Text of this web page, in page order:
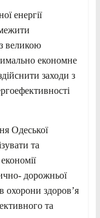
енергії
великою
економне
заходи з
Одеської
та
дорожньої
охорони здоров’я
та